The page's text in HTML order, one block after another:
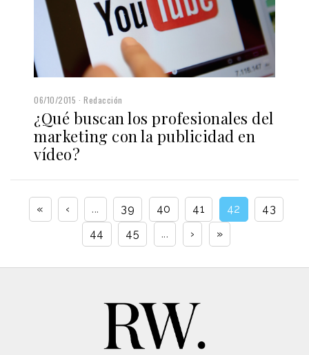
06/10/2015 Redacción
¿Qué buscan los profesionales del
marketing con la publicidad en
vídeo?
« ‹ ... 39 40 41 42
43
44
45 ... › »